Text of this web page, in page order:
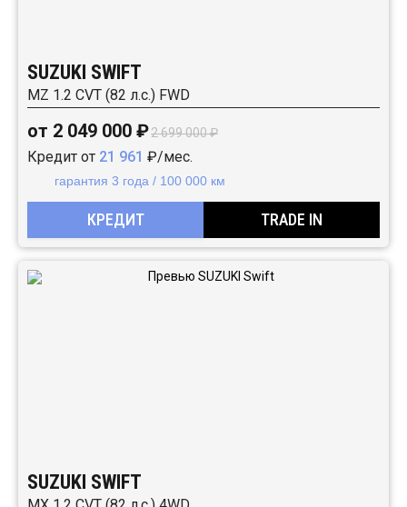
SUZUKI SWIFT
MZ 1.2 CVT (82 л.с.) FWD
от 2 049 000 ₽2 699 000 ₽
Кредит от 21 961 ₽/мес.
гарантия 3 года / 100 000 км
КРЕДИТ TRADE IN
SUZUKI SWIFT